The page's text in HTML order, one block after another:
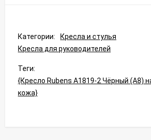
Категории:
Кресла и стулья
Кресла для руководителей
Теги:
{Кресло Rubens A1819-2 Чёрный (A8)
кожа}